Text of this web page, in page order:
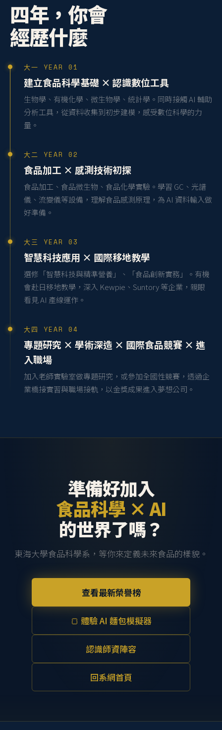
四年，你會
經歷什麼
大一 YEAR 01
建立食品科學基礎 × 認識數位工具
生物學、有機化學、微生物學、統計學。同時接觸 AI 輔助
分析工具，從資料收集到初步建模，感受數位科學的力
量。
大二 YEAR 02
食品加工 × 感測技術初探
食品加工、食品微生物、食品化學實驗。學習 GC、光譜
儀、流變儀等設備，理解食品感測原理，為 AI 資料輸入做
好準備。
大三 YEAR 03
智慧科技應用 × 國際移地教學
選修「智慧科技與精準營養」、「食品創新實務」。有機
會赴日移地教學，深入 Kewpie、Suntory 等企業，親眼
看見 AI 產線運作。
大四 YEAR 04
專題研究 × 學術深造 × 國際食品競賽 × 進
入職場
加入老師實驗室做專題研究，或參加全國性競賽，透過企
業橋接實習與職場接軌，以金獎成果進入夢想公司。
準備好加入
食品科學 × AI
的世界了嗎？
東海大學食品科學系，等你來定義未來食品的樣貌。
查看最新榮譽榜
🍞 體驗 AI 麵包模擬器
認識師資陣容
回系網首頁